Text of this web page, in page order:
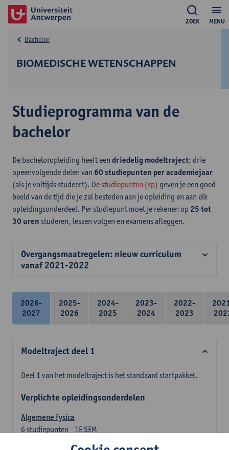
MENU
ZOEK
BIOMEDISCHE WETENSCHAPPEN
Bachelor
Studieprogramma van de
bachelor
De bacheloropleiding heeft een driedelig modeltraject: drie
opeenvolgende delen van 60 studiepunten per academiejaar
(als je voltijds studeert). De studiepunten (sp) geven je een goed
beeld van de tijd die je zal besteden aan je opleiding en aan elk
opleidingsonderdeel. Per studiepunt moet je rekenen op 25 tot
30 uren studeren, lessen volgen en examens afleggen.
Overgangsmaatregelen: nieuw curriculum
vanaf 2021-2022
2026-
2027
2025-
2026
2024-
2025
2023-
2024
2022-
2023
Modeltraject deel 1
Deel 1 van het modeltraject is het standaard startpakket.
Verplichte opleidingsonderdelen
Algemene fysica
1E SEM
6 studiepunten